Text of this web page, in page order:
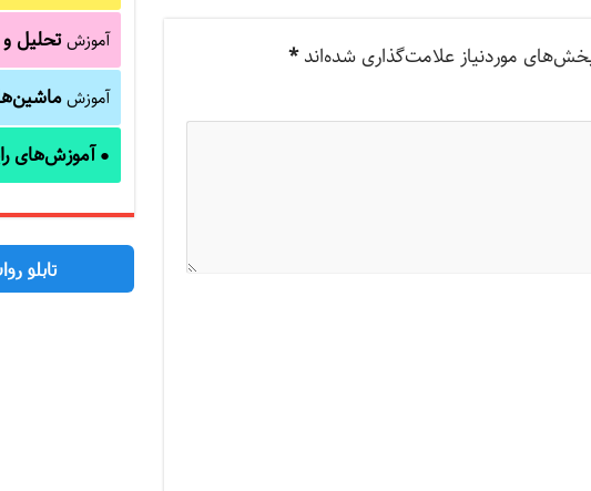
موردنیاز علامت‌گذاری شده‌اند*
آموزشتحلیل
آموزش
●آموزش‌های
تابلو